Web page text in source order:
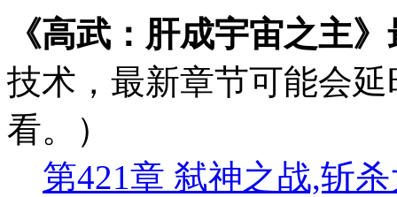
《高武：肝成宇宙之主
技术，最新章节可能会
看。）
第421章 弑神之战,斩